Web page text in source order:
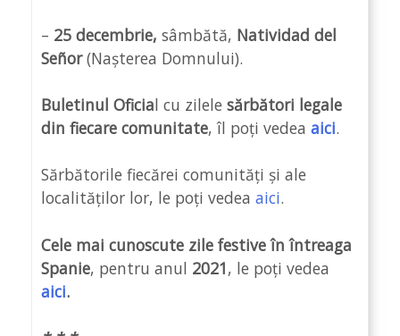
– 25 decembrie, sâmbătă, Natividad del
Señor(Nașterea Domnului).
Buletinul Oficial cu zilele sărbători legale
din fiecare comunitate, îl poți vedea aici.
Sărbătorile fiecărei comunități și ale
localităților lor, le poți vedea aici.
Cele mai cunoscute zile festive în întreaga
Spanie, pentru anul 2021, le poți vedea
aici.